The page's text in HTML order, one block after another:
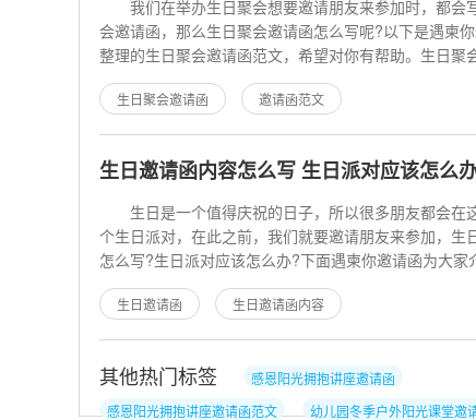
我们在举办生日聚会想要邀请朋友来参加时，都会
会邀请函，那么生日聚会邀请函怎么写呢?以下是遇柬
整理的生日聚会邀请函范文，希望对你有帮助。生
生日派对邀请函(一)
生日聚会邀请函 邀请函范文
生日邀请函内容怎么写 生日派对应该怎么
生日是一个值得庆祝的日子，所以很多朋友都会在
个生日派对，在此之前，我们就要邀请朋友来参加，生
怎么写?生日派对应该怎么办?下面遇柬你邀请函为大家
下。 生日邀请函内容怎
生日邀请函 生日邀请函内容
其他热门标签
感恩阳光拥抱讲座邀请函
感恩阳光拥抱讲座邀请函范文
幼儿园冬季户外阳光课堂邀